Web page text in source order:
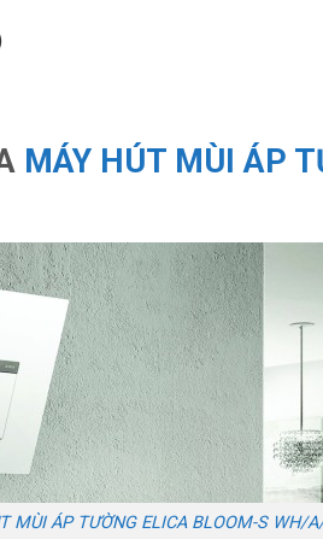
MÁY HÚT MÙI ÁP
MÙI ÁP TƯỜNG ELICA BLOOM-S WH/